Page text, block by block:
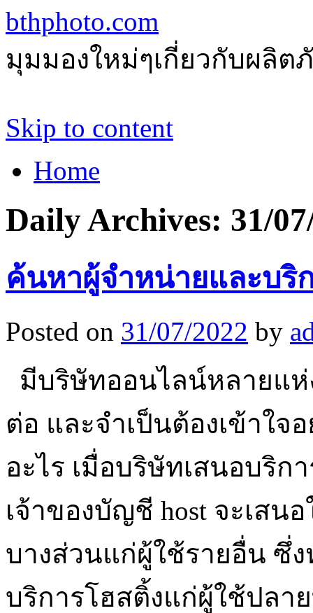
bthphoto.com
มุมมองใหม่ๆเกี่ยวกับผลิ
Skip to content
Home
Daily Archives: 31/
ค้นหาผู้จำหน่ายและบริ
Posted on 31/07/2022 by
มีบริษัทออนไลน์หลายแห่
ต่อ และจำเป็นต้องเข้าใจ
อะไร เมื่อบริษัทเสนอบริก
เจ้าของบัญชี host จะเส
บางส่วนแก่ผู้ใช้รายอื่น ซึ่
บริการโฮสติ้งแก่ผู้ใช้ปลา